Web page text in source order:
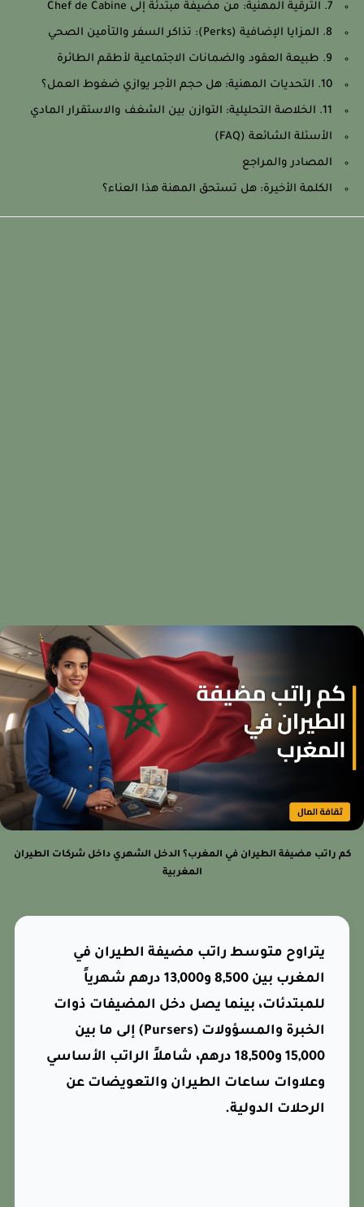
7. الترقية المهنية: من مضيفة مبتدئة إلى Chef de Cabine
8. المزايا الإضافية (Perks): تذاكر السفر والتأمين الصحي
9. طبيعة العقود والضمانات الاجتماعية لأطقم الطائرة
10. التحديات المهنية: هل حجم الأجر يوازي ضغوط العمل؟
11. الخلاصة التحليلية: التوازن بين الشغف والاستقرار المادي
الأسئلة الشائعة (FAQ)
المصادر والمراجع
الكلمة الأخيرة: هل تستحق المهنة هذا العناء؟
راتب مضيفة الطيران في المغرب؟ الدخل الشهري داخل شركات الطيران
المغربية
يتراوح متوسط راتب مضيفة الطيران في
المغرب بين 8,500 و13,000 درهم شهرياً
للمبتدئات، بينما يصل دخل المضيفات ذوات
الخبرة والمسؤولات (Pursers) إلى ما بين
15,000 و18,500 درهم، شاملاً الراتب الأساسي
وعلاوات ساعات الطيران والتعويضات عن
الرحلات الدولية.